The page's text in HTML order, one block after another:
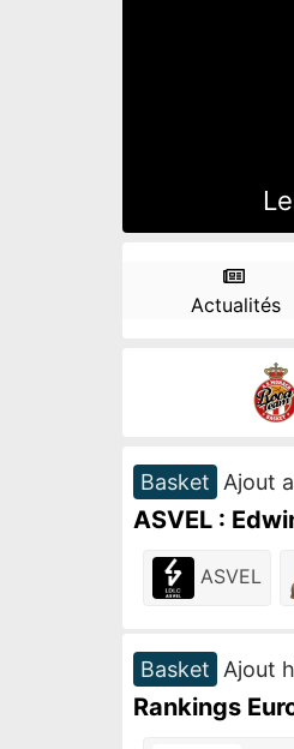
Actualités
Basket Ajout
ASVEL :
ASVEL
Basket Ajout
Rankings